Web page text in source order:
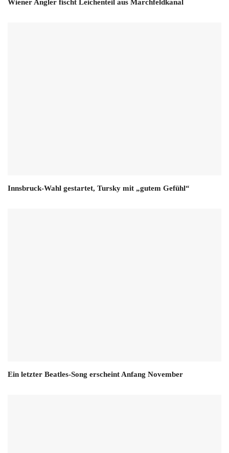
Wiener Angler fischt Leichenteil aus Marchfeldkanal
Innsbruck-Wahl gestartet, Tursky mit „gutem Gefühl“
Ein letzter Beatles-Song erscheint Anfang November